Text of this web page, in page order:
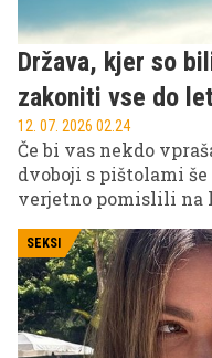
Država, kjer so
zakoniti vse do
12. 07. 2026 02.24
Če bi vas nekdo
dvoboji s pištolami
verjetno pomislili na
presenetljiva.
SEKSI